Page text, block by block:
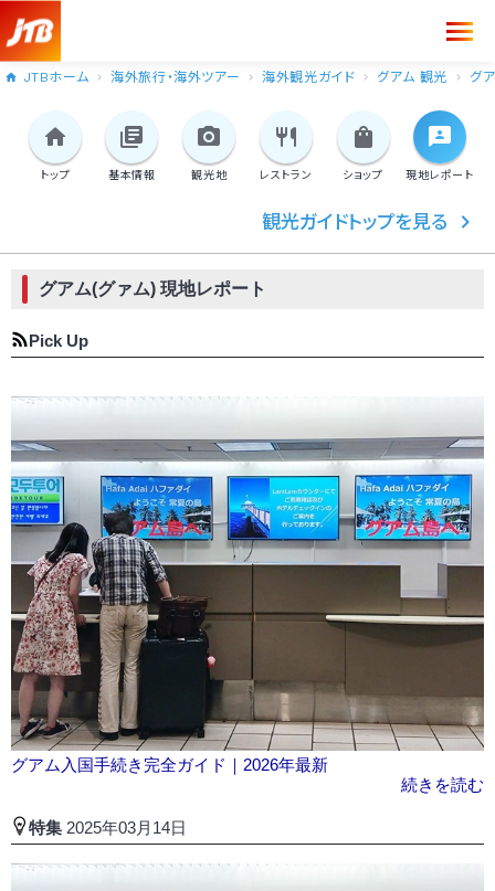
JTBホーム 海外旅行・海外ツアー 海外観光ガイド グアム 観光 グ
トップ 基本情報 観光地 レストラン ショップ 現地レポート
観光ガイドトップを見る
グアム(グァム) 現地レポート
Pick Up
グアム入国手続き完全ガイド｜2026年最新
続きを読む
特集 2025年03月14日